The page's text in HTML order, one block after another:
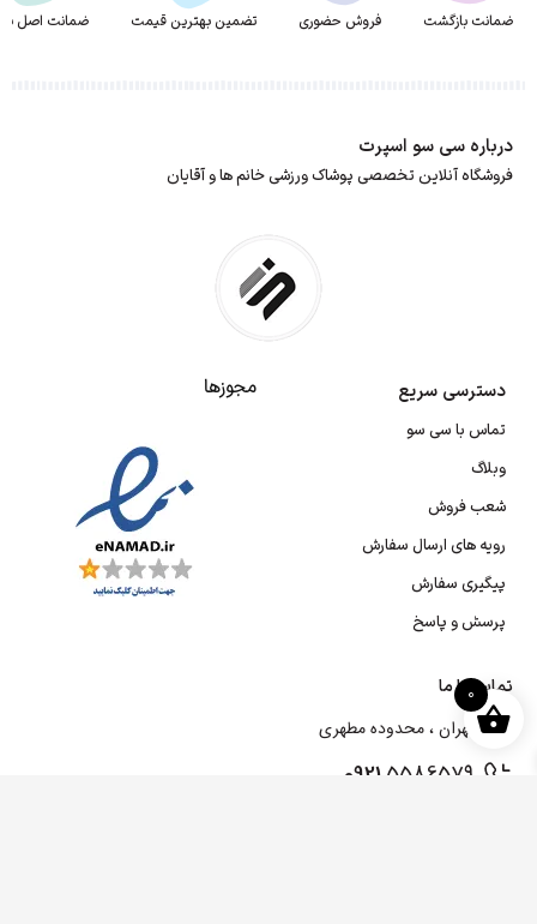
ضمانت بازگشت فروش حضوری تضمین بهترین قیمت ضمانت اصل
درباره سی سو اسپرت
فروشگاه آنلاین تخصصی پوشاک ورزشی خانم ها و آقایان
دسترسی سریع
تماس با سی سو
وبلاگ
شعب فروش
رویه های ارسال سفارش
پیگیری سفارش
پرسش و پاسخ
مجوزها
تماس با ما
تهران ، محدوده مطهری
09215586579
0